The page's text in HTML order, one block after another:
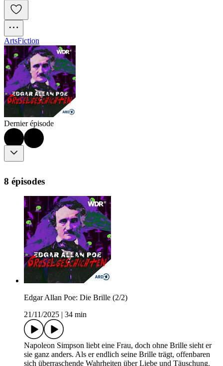
ArtsFiction
Dernier épisode
8 épisodes
Edgar Allan Poe: Die Brille (2/2)
21/11/2025
34 min
Napoleon Simpson liebt eine Frau, doch ohne Brille sieht er
sie ganz anders. Als er endlich seine Brille trägt, offenbaren
sich überraschende Wahrheiten über Liebe und Täuschung.